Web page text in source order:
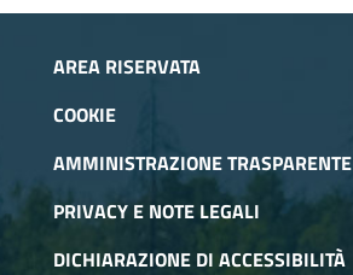
AREA RISERVATA
COOKIE
AMMINISTRAZIONE TRASPARENTE
PRIVACY E NOTE LEGALI
DICHIARAZIONE DI ACCESSIBILITÀ